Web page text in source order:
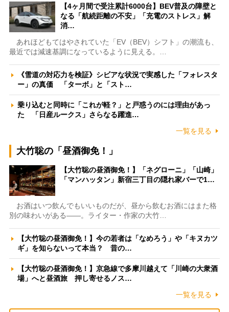
【4ヶ月間で受注累計6000台】BEV普及の障壁と
なる「航続距離の不安」「充電のストレス」解
消…
あれほどもてはやされていた「EV（BEV）シフト」の潮流も、
最近では減速基調になっているように見える。…
《雪道の対応力を検証》シビアな状況で実感した「フォレスタ
ー」の真価 「ターボ」と「スト…
乗り込むと同時に「これが軽？」と戸惑うのには理由があっ
た 「日産ルークス」さらなる躍進…
一覧を見る
大竹聡の「昼酒御免！」
【大竹聡の昼酒御免！】「ネグローニ」「山崎」
「マンハッタン」新宿三丁目の隠れ家バーで1…
お酒はいつ飲んでもいいものだが、昼から飲むお酒にはまた格
別の味わいがある――。ライター・作家の大竹…
【大竹聡の昼酒御免！】今の若者は「なめろう」や「キヌカツ
ギ」を知らないって本当？ 昔の…
【大竹聡の昼酒御免！】京急線で多摩川越えて「川崎の大衆酒
場」へと昼酒旅 押し寄せるノス…
一覧を見る